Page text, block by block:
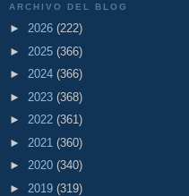
ARCHIVO DEL BLOG
► 2026 (222)
► 2025 (366)
► 2024 (366)
► 2023 (368)
► 2022 (361)
► 2021 (360)
► 2020 (340)
► 2019 (319)